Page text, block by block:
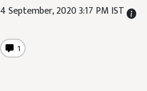
September, 2020 3:17 PM IST